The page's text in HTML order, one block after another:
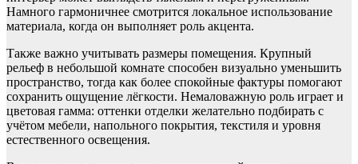
Намного гармоничнее смотрится локальное использование
материала, когда он выполняет роль акцента.
Также важно учитывать размеры помещения. Крупный
рельеф в небольшой комнате способен визуально уменьшить
пространство, тогда как более спокойные фактуры помогают
сохранить ощущение лёгкости. Немаловажную роль играет и
цветовая гамма: оттенки отделки желательно подбирать с
учётом мебели, напольного покрытия, текстиля и уровня
естественного освещения.